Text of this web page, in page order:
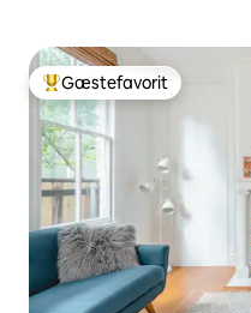
Bedste gæstefavorit
Gæstefavorit